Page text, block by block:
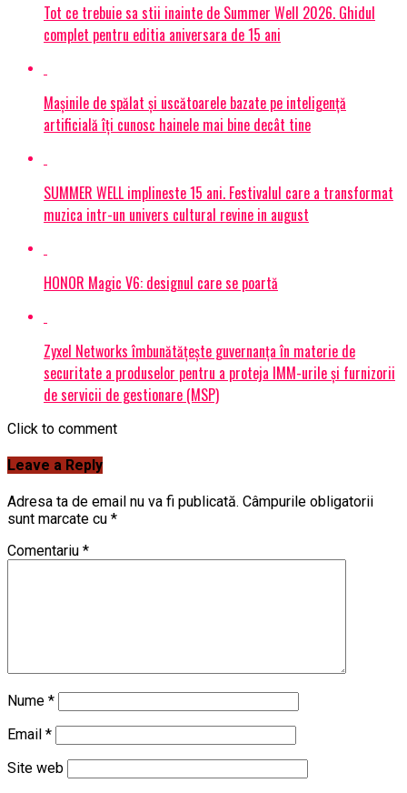
Tot ce trebuie sa stii inainte de Summer Well 2026. Ghidul
complet pentru editia aniversara de 15 ani
Mașinile de spălat și uscătoarele bazate pe inteligență
artificială îți cunosc hainele mai bine decât tine
SUMMER WELL implineste 15 ani. Festivalul care a transformat
muzica intr-un univers cultural revine in august
HONOR Magic V6: designul care se poartă
Zyxel Networks îmbunătățește guvernanța în materie de
securitate a produselor pentru a proteja IMM-urile și furnizorii
de servicii de gestionare (MSP)
Click to comment
Leave a Reply
Adresa ta de email nu va fi publicată. Câmpurile obligatorii
sunt marcate cu *
Comentariu *
Nume *
Email *
Site web